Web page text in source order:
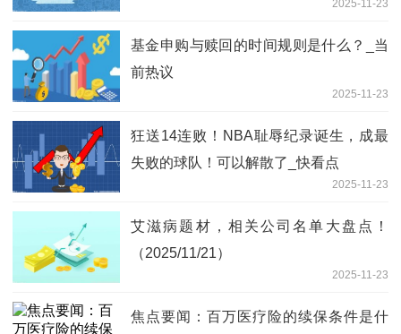
2025-11-23
基金申购与赎回的时间规则是什么？_当
前热议
2025-11-23
狂送14连败！NBA耻辱纪录诞生，成最
失败的球队！可以解散了_快看点
2025-11-23
艾滋病题材，相关公司名单大盘点！
（2025/11/21）
2025-11-23
焦点要闻：百万医疗险的续保条件是什